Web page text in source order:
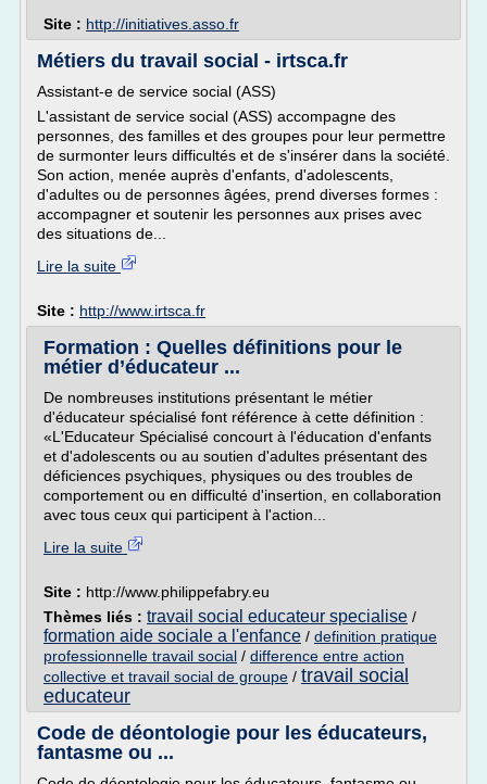
Site : http://initiatives.asso.fr
Métiers du travail social - irtsca.fr
Assistant-e de service social (ASS)
L'assistant de service social (ASS) accompagne des
personnes, des familles et des groupes pour leur permettre
de surmonter leurs difficultés et de s'insérer dans la société.
Son action, menée auprès d'enfants, d'adolescents,
d'adultes ou de personnes âgées, prend diverses formes :
accompagner et soutenir les personnes aux prises avec
des situations de...
Lire la suite
Site : http://www.irtsca.fr
Formation : Quelles définitions pour le
métier d’éducateur ...
De nombreuses institutions présentant le métier
d'éducateur spécialisé font référence à cette définition :
«L'Educateur Spécialisé concourt à l'éducation d'enfants
et d'adolescents ou au soutien d'adultes présentant des
déficiences psychiques, physiques ou des troubles de
comportement ou en difficulté d'insertion, en collaboration
avec tous ceux qui participent à l'action...
Lire la suite
Site : http://www.philippefabry.eu
Thèmes liés : travail social educateur specialise /
formation aide sociale a l'enfance / definition pratique
professionnelle travail social / difference entre action
collective et travail social de groupe / travail social
educateur
Code de déontologie pour les éducateurs,
fantasme ou ...